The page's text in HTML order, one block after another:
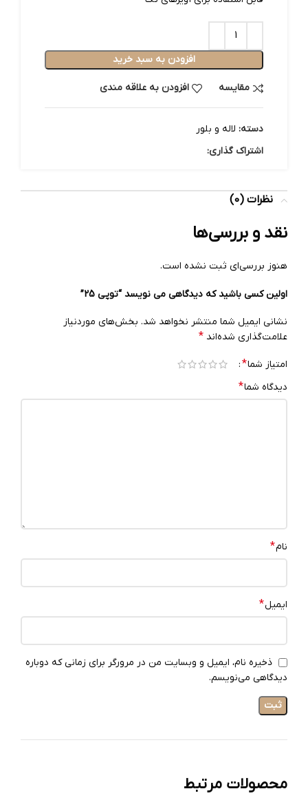
افزودن به سبد خرید
مقایسه افزودن به علاقه مندی
دسته: لاله و بلور
اشتراک گذاری:
نظرات (0)
نقد و بررسی‌ها
هنوز بررسی‌ای ثبت نشده است.
اولین کسی باشید که دیدگاهی می نویسد “توپی 25”
نشانی ایمیل شما منتشر نخواهد شد. بخش‌های موردنیاز
علامت‌گذاری شده‌اند *
امتیاز شما*
دیدگاه شما*
نام*
ایمیل*
ذخیره نام، ایمیل و وبسایت من در مرورگر برای زمانی که دوباره
دیدگاهی می‌نویسم.
محصولات مرتبط